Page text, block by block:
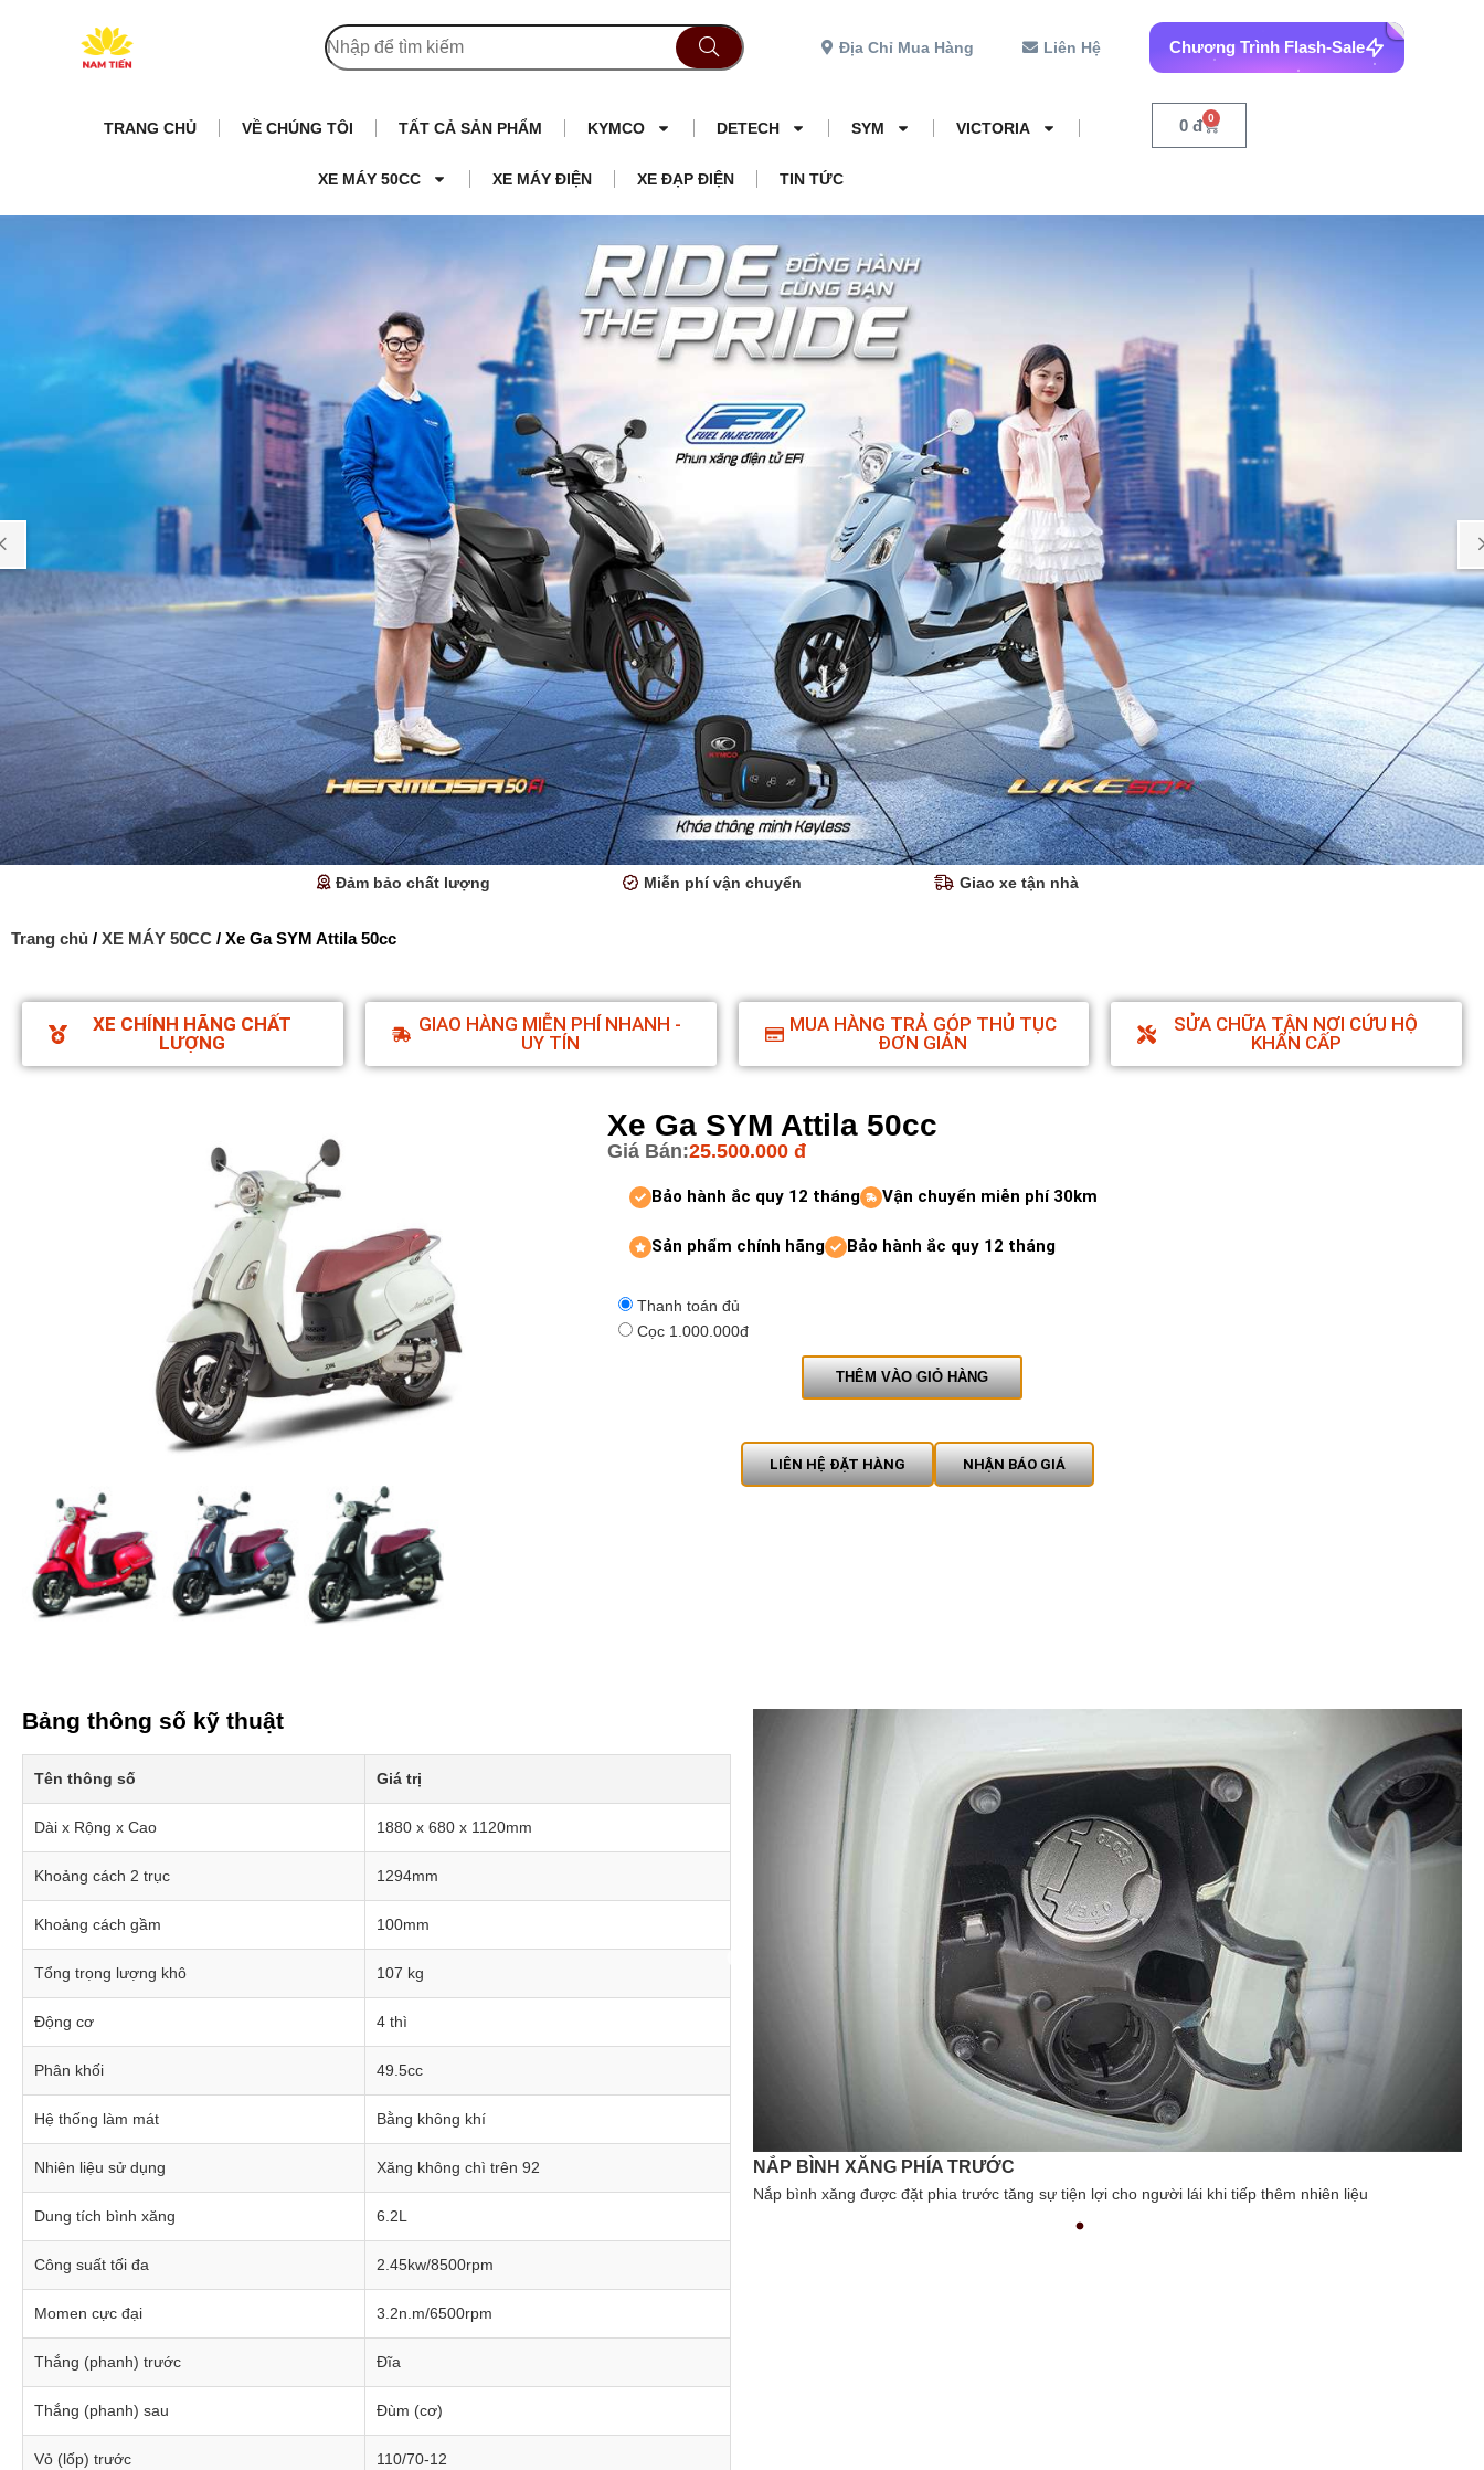
Địa Chỉ Mua Hàng Liên Hệ Chương Trình Flash-Sale
TRANG CHỦ VỀ CHÚNG TÔI TẤT CẢ SẢN PHẨM KYMCO DETECH SYM VICTORIA
XE MÁY 50CC XE MÁY ĐIỆN XE ĐẠP ĐIỆN TIN TỨC
0 đ 0
Đảm bảo chất lượng Miễn phí vận chuyển Giao xe tận nhà
Trang chủ / XE MÁY 50CC / Xe Ga SYM Attila 50cc
XE CHÍNH HÃNG CHẤT
LƯỢNG
GIAO HÀNG MIỄN PHÍ NHANH -
UY TÍN
MUA HÀNG TRẢ GÓP THỦ TỤC
ĐƠN GIẢN
SỬA CHỮA TẬN NƠI CỨU HỘ
KHẨN CẤP
Xe Ga SYM Attila 50cc
Giá Bán:25.500.000 đ
Bảo hành ắc quy 12 tháng Vận chuyển miễn phí 30km
Sản phẩm chính hãng Bảo hành ắc quy 12 tháng
Thanh toán đủ
Cọc 1.000.000đ
THÊM VÀO GIỎ HÀNG
LIÊN HỆ ĐẶT HÀNG NHẬN BÁO GIÁ
Bảng thông số kỹ thuật
Tên thông số Giá trị
Dài x Rộng x Cao 1880 x 680 x 1120mm
Khoảng cách 2 trục 1294mm
Khoảng cách gầm 100mm
Tổng trọng lượng khô 107 kg
Động cơ 4 thì
Phân khối 49.5cc
Hệ thống làm mát Bằng không khí
Nhiên liệu sử dụng Xăng không chì trên 92
Dung tích bình xăng 6.2L
Công suất tối đa 2.45kw/8500rpm
Momen cực đại 3.2n.m/6500rpm
Thắng (phanh) trước Đĩa
Thắng (phanh) sau Đùm (cơ)
Vỏ (lốp) trước 110/70-12
thẩm mỹ cho xe.
NẮP BÌNH XĂNG PHÍA TRƯỚC
Nắp bình xăng được đặt phia trước tăng sự tiện lợi cho người lái khi tiếp thêm nhiên liệu
CỐP XE RỘNG
Dung tích cốp xe Attila 27 lít giúp người lái mang theo nhiều đồ dùng cá nhân cần thiết